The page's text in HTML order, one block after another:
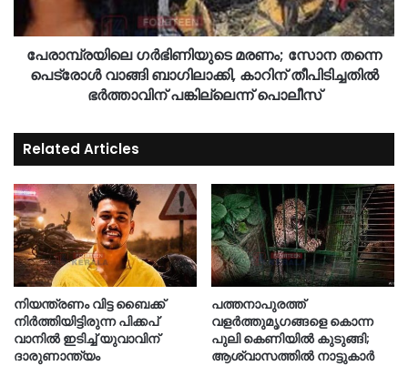
പേരാമ്പ്രയിലെ ഗർഭിണിയുടെ മരണം; സോന തന്നെ
പെട്രോൾ വാങ്ങി ബാഗിലാക്കി, കാറിന് തീപിടിച്ചതിൽ
ഭർത്താവിന് പങ്കില്ലെന്ന് പൊലീസ്
Related Articles
നിയന്ത്രണം വിട്ട ബൈക്ക്
നിർത്തിയിട്ടിരുന്ന പിക്കപ്
വാനിൽ ഇടിച്ച് യുവാവിന്
ദാരുണാന്ത്യം
പത്തനാപുരത്ത്
വളർത്തുമൃഗങ്ങളെ കൊന്ന
പുലി കെണിയിൽ കുടുങ്ങി;
ആശ്വാസത്തിൽ നാട്ടുകാർ